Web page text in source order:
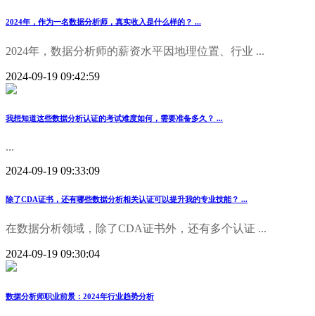
2024年，作为一名数据分析师，真实收入是什么样的？ ...
2024年，数据分析师的薪资水平因地理位置、行业 ...
2024-09-19 09:42:59
我想知道这些数据分析认证的考试难度如何，需要准备多久？ ...
...
2024-09-19 09:33:09
除了CDA证书，还有哪些数据分析相关认证可以提升我的专业技能？ ...
在数据分析领域，除了CDA证书外，还有多个认证 ...
2024-09-19 09:30:04
数据分析师职业前景：2024年行业趋势分析